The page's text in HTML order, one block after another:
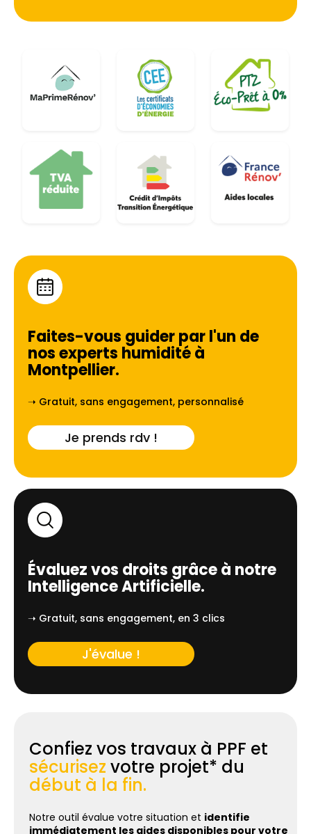
Faites-vous guider par l'un de
nos experts humidité à
Montpellier.
➝ Gratuit, sans engagement, personnalisé
Je prends rdv !
Évaluez vos droits grâce à notre
Intelligence Artificielle.
➝ Gratuit, sans engagement, en 3 clics
J'évalue !
Confiez vos travaux à PPF et
sécurisez votre projet* du
début à la fin.
Notre outil évalue votre situation et identifie
immédiatement les aides disponibles pour votre